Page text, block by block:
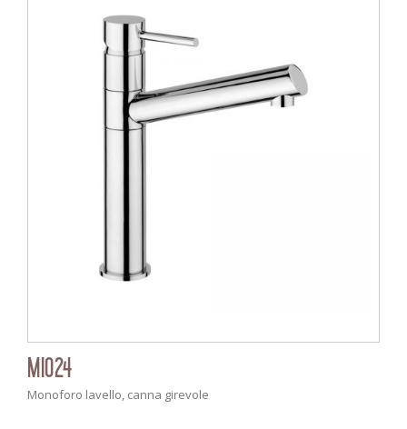
MI024
Monoforo lavello, canna girevole